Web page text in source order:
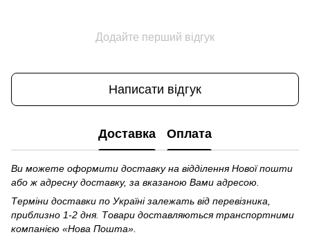
Додайте перший відгук
Написати відгук
Доставка Оплата
Ви можете оформити доставку на відділення Нової пошти
або ж адресну доставку, за вказаною Вами адресою.
Терміни доставки по Україні залежать від перевізника,
приблизно 1-2 дня. Товари доставляються транспортними
компанією «Нова Пошта».